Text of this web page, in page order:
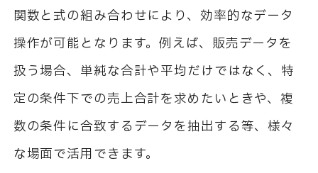
関数と式の組み合わせにより、効率的なデータ
操作が可能となります。例えば、販売データを
扱う場合、単純な合計や平均だけではなく、特
定の条件下での売上合計を求めたいときや、複
数の条件に合致するデータを抽出する等、様々
な場面で活用できます。